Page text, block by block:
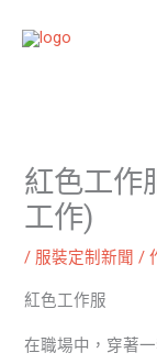
紅色工作
工作)
/ 服裝定制新聞 /
紅色工作服
在職場中，穿著